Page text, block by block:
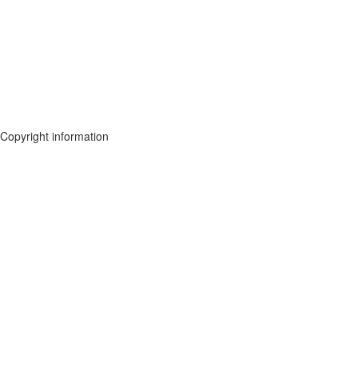
Copyright information